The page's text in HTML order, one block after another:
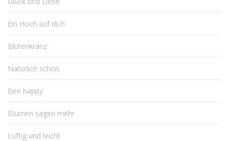
Ein Hoch auf dich
Blütenkranz
Natürlich schön
Bee happy
Blumen sagen mehr
Luftig und leicht